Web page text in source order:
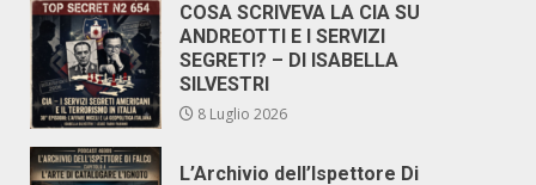
COSA SCRIVEVA LA CIA SU
ANDREOTTI E I SERVIZI
SEGRETI? – DI ISABELLA
SILVESTRI
8 Luglio 2026
L’Archivio dell’Ispettore Di